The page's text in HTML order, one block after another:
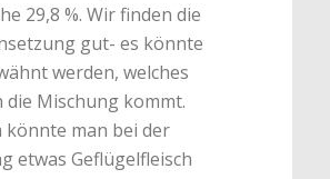
29,8 %. Wir finden die
gut- es könnte
werden, welches
die Mischung kommt.
könnte man bei der
etwas Geflügelfleisch